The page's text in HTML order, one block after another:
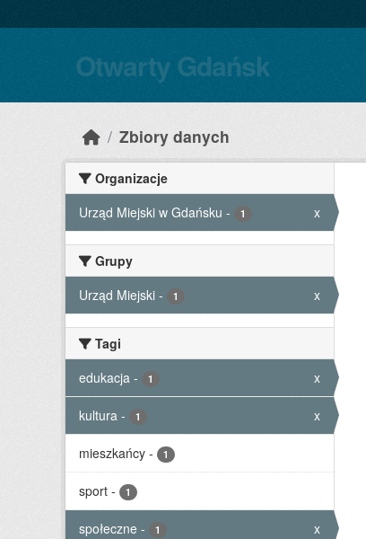
Otwarty Gdańsk
Zbiory danych
Organizacje
Urząd Miejski w Gdańsku - 1 x
Grupy
Urząd Miejski - 1 x
Tagi
edukacja - 1 x
kultura - 1 x
mieszkańcy - 1
sport - 1
społeczne - 1 x